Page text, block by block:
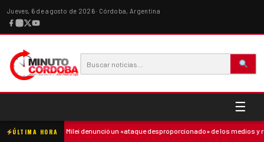
Jueves, 6 de agosto de 2026 · Córdoba, Argentina
☰
ÚLTIMA HORAMilei denunció un «ataque desproporcionado» de los medios y